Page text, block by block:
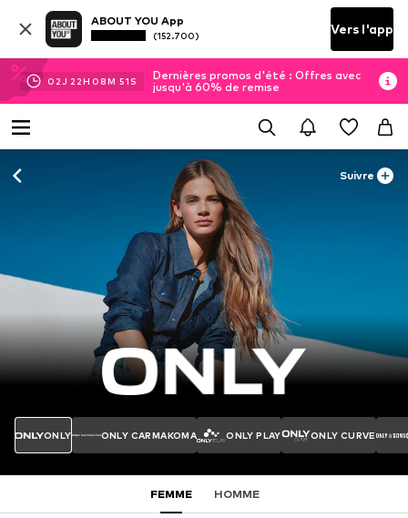
ABOUT YOU App
(152.700) Vers l'app
02J 22H 08M 49 S
Dernières promos d'été : Offres avec
jusqu'à 60% de remise
Suivre
ONLY ONLY CARMAKOMA ONLY PLAY ONLY CURVE
FEMME HOMME